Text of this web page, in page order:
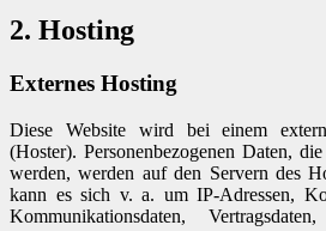
2. Hosting
Externes Hosting
Diese Website wird bei einem
(Hoster). Personenbezogenen Daten,
werden, werden auf den Servern des
kann es sich v. a. um IP-Adressen,
Kommunikationsdaten,